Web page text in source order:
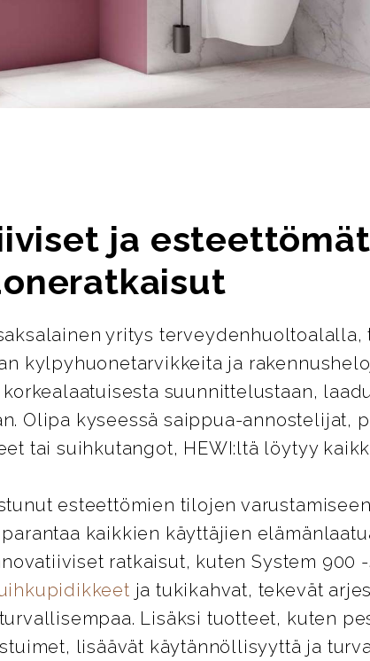
ja esteettömät
yritys terveydenhuoltoalalla,
kylpyhuonetarvikkeita ja
suunnittelustaan,
Olipa kyseessä saippua-annostelijat,
tai suihkutangot, HEWI:ltä löytyy
esteettömien tilojen
kaikkien käyttäjien
ratkaisut, kuten System 900
ja tukikahvat, tekevät
Lisäksi tuotteet, kuten
lisäävät käytännöllisyyttä ja